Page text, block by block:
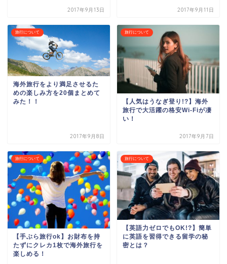
2017年9月13日 2017年9月11日
旅行について
海外旅行をより満足させるた
めの楽しみ方を20個まとめて
みた！！
2017年9月8日
旅行について
【人気はうなぎ登り!?】海外
旅行で大活躍の格安Wi-Fiが凄
い！
2017年9月7日
旅行について
【手ぶら旅行ok】お財布を持
たずにクレカ1枚で海外旅行を
楽しめる！
旅行について
【英語力ゼロでもOK!?】簡単
に英語を習得できる留学の秘
密とは？